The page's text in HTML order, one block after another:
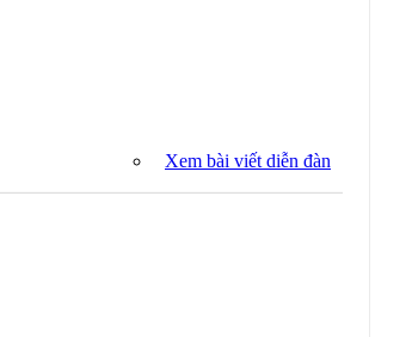
Xem bài viết diễn đàn